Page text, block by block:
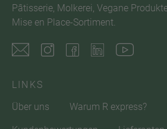
Pâtisserie, Molkerei, Vegane
Mise en Place-Sortiment.
LINKS
Über uns
Warum R express?